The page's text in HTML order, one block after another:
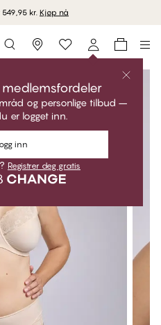
kr. Kjøp nå
Storefinder
medlemsfordeler
og personlige tilbud –
er logget inn.
inn
Registrer deg gratis